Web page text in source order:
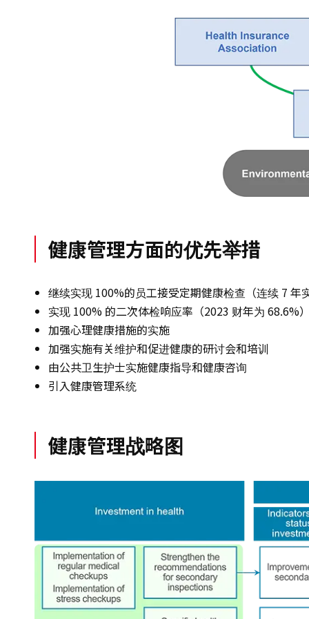
健康管理方面的优先举措
继续实现 100%的员工接受定期健康检查（连续 7 年
实现 100% 的二次体检响应率（2023 财年为 68.6%
加强心理健康措施的实施
加强实施有关维护和促进健康的研讨会和培训
由公共卫生护士实施健康指导和健康咨询
引入健康管理系统
健康管理战略图